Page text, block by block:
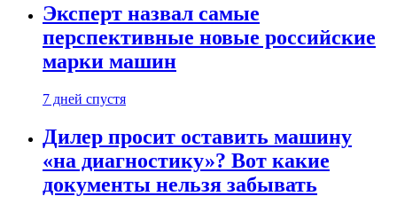
Эксперт назвал самые
перспективные новые российские
марки машин
7 дней спустя
Дилер просит оставить машину
«на диагностику»? Вот какие
документы нельзя забывать